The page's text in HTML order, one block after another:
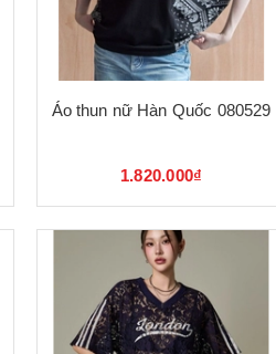
Áo thun nữ Hàn Quốc 080529
1.820.000₫